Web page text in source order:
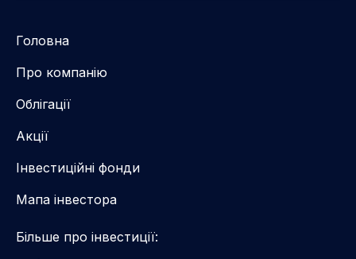
Головна
Про компанію
Облігації
Акції
Інвестиційні фонди
Мапа інвестора
Більше про інвестиції: